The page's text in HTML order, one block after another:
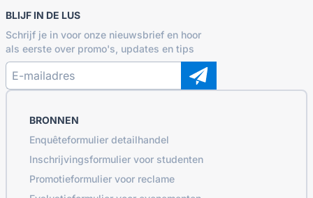
BLIJF IN DE LUS
Schrijf je in voor onze nieuwsbrief en hoor
als eerste over promo's, updates en tips
BRONNEN
Enquêteformulier detailhandel
Inschrijvingsformulier voor studenten
Promotieformulier voor reclame